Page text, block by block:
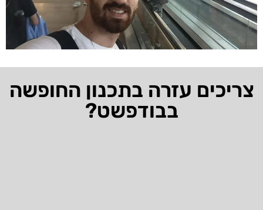
צריכים עזרה בתכנון החופשה
בבודפשט?